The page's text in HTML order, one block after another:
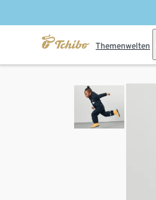
Themenwelten